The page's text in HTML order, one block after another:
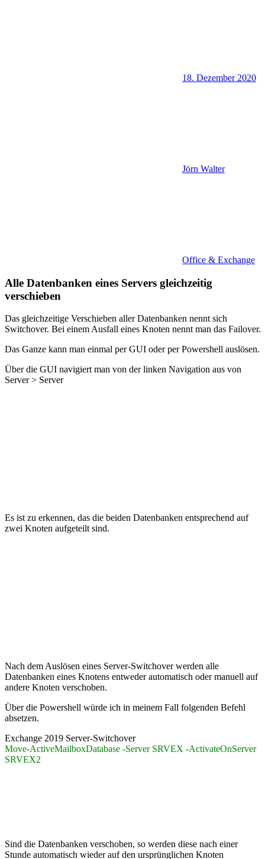
18. Dezember 2020
Jörn Walter
Office & Exchange
Alle Datenbanken eines Servers gleichzeitig
verschieben
Das gleichzeitige Verschieben aller Datenbanken nennt sich
Switchover. Bei einem Ausfall eines Knoten nennt man das Failover.
Das Ganze kann man einmal per GUI oder per Powershell auslösen.
Über die GUI navigiert man von der linken Navigation aus von
Server > Server
Es ist zu erkennen, das die beiden Datenbanken entsprechend auf
zwei Knoten aufgeteilt sind.
Nach dem Auslösen eines Server-Switchover werden alle
Datenbanken eines Knotens entweder automatisch oder manuell auf
andere Knoten verschoben.
Über die Powershell würde ich in meinem Fall folgenden Befehl
absetzen.
Exchange 2019 Server-Switchover
Move-ActiveMailboxDatabase -Server SRVEX -ActivateOnServer
SRVEX2
Sind die Datenbanken verschoben, so werden diese nach einer
Stunde automatisch wieder auf den ursprünglichen Knoten